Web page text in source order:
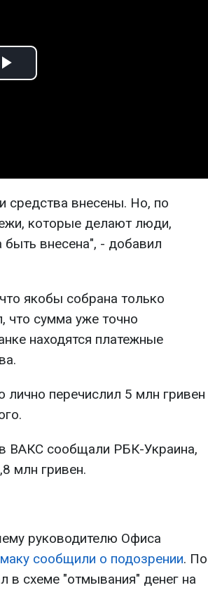
Play
средства внесены. Но, по
которые делают люди,
внесена", - добавил
якобы собрана только
что сумма уже точно
находятся платежные
перечислил 5 млн гривен
ВАКС сообщали РБК-Украина,
млн гривен.
руководителю Офиса
сообщили о подозрении. По
в схеме "отмывания" денег на